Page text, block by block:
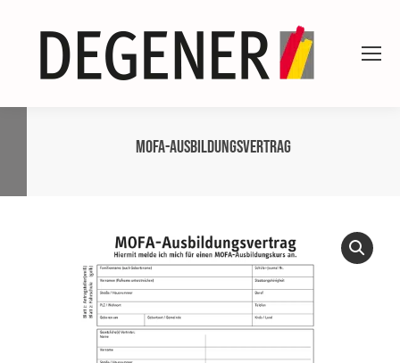
Mofa-Ausbildungsvertrag